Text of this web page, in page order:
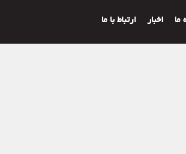
ما اخبار ارتباط با ما